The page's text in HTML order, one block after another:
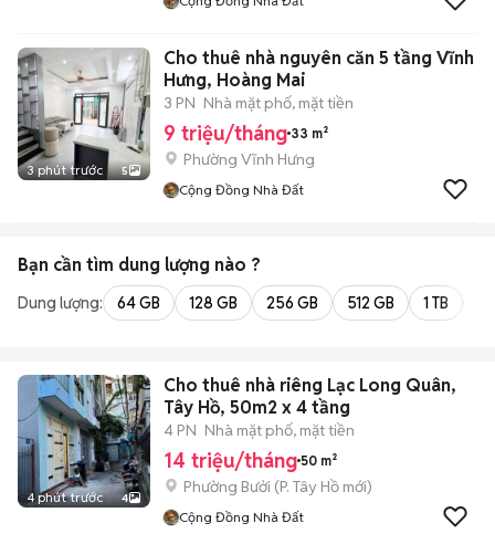
3 phút trước 5
Cho thuê nhà nguyên căn 5 tầng Vĩnh
Hưng, Hoàng Mai
3 PN Nhà mặt phố, mặt tiền
9 triệu/tháng 33 m²
Phường Vĩnh Hưng
Cộng Đồng Nhà Đất
Bạn cần tìm dung lượng nào ?
Dung lượng: 64 GB 128 GB 256 GB 512 GB 1 TB
4 phút trước 4
Cho thuê nhà riêng Lạc Long Quân,
Tây Hồ, 50m2 x 4 tầng
4 PN Nhà mặt phố, mặt tiền
14 triệu/tháng 50 m²
Phường Bưởi (P. Tây Hồ mới)
Cộng Đồng Nhà Đất